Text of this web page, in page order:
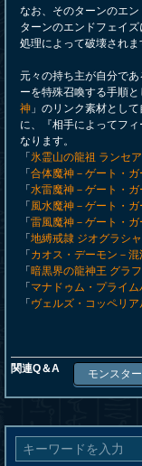
なお、そのターンのエン
ターンのエンドフェイ
処理によって破壊されま
元々の持ち主が自分で
ーを特殊召喚する手順
神 」のリンク素材とし
に、『相手によってフ
なります。
「 氷霊山の龍祖 ランセア
「 合体魔神－ゲート・ガ
「 水雷魔神－ゲート・ガ
「 風水魔神－ゲート・ガ
「 雷風魔神－ゲート・ガ
「 地縛戒隷 ジオグラシ
「 カオス・デーモン－混
「 暗黒界の龍神王 グラ
「 マナドゥム・プライム
「 ヴェルズ・コッペリア
関連Q＆A モンスター